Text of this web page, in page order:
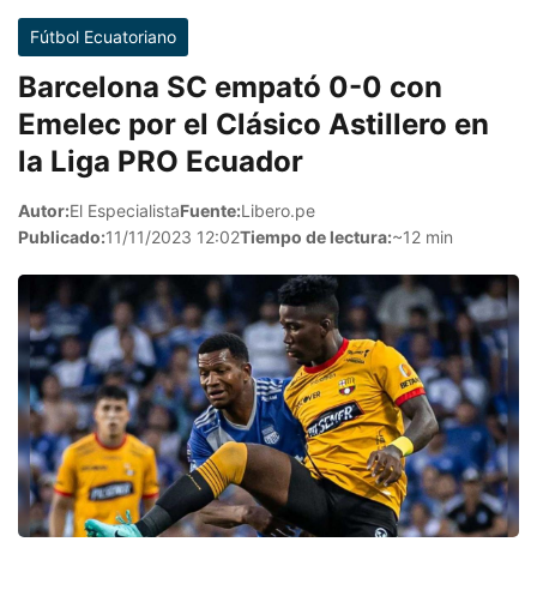
Fútbol Ecuatoriano
Barcelona SC empató 0-0 con
Emelec por el Clásico Astillero en
la Liga PRO Ecuador
Autor:El EspecialistaFuente:Libero.pe
Publicado:11/11/2023 12:02Tiempo de lectura:~12 min